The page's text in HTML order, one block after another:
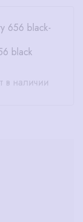
black
в наличии